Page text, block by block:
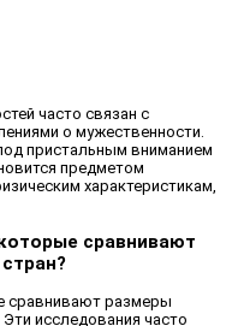
часто связан с
о мужественности.
пристальным вниманием
предметом
характеристикам,
сравнивают
сравнивают размеры
исследования часто